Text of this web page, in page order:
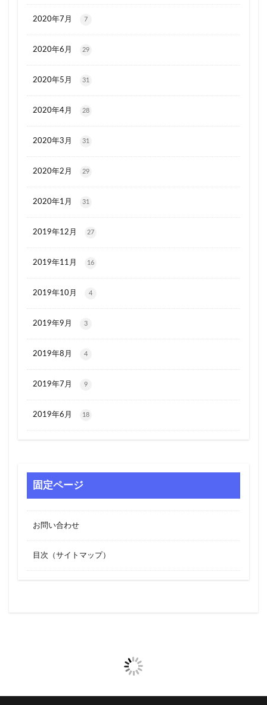
2020年7月 7
2020年6月 29
2020年5月 31
2020年4月 28
2020年3月 31
2020年2月 29
2020年1月 31
2019年12月 27
2019年11月 16
2019年10月 4
2019年9月 3
2019年8月 4
2019年7月 9
2019年6月 18
固定ページ
お問い合わせ
目次（サイトマップ）